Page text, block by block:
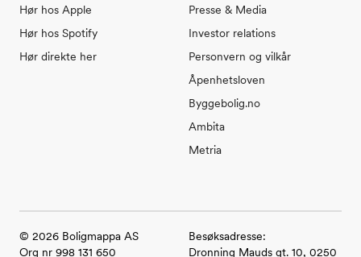
Hør hos Apple
Hør hos Spotify
Hør direkte her
Presse & Media
Investor relations
Personvern og vilkår
Åpenhetsloven
Byggebolig.no
Ambita
Metria
© 2026 Boligmappa AS
Org nr 998 131 650
Besøksadresse:
Dronning Mauds gt. 10, 0250